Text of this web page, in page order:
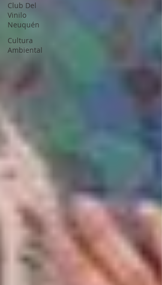
Club Del
Vinilo
Neuquén
Cultura
Ambiental